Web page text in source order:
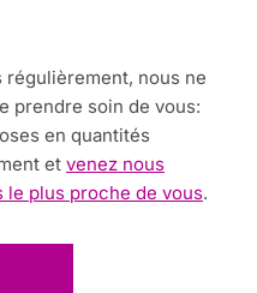
nous ne
prendre soin de vous:
en quantités
et venez nous
le plus proche de vous.